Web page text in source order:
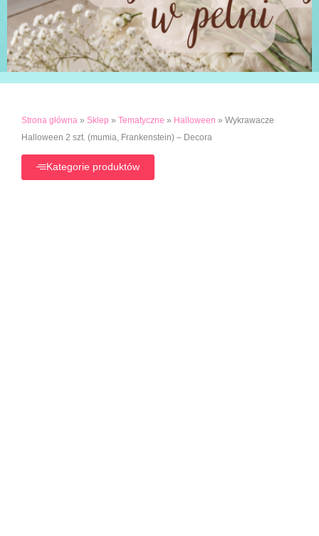
Strona główna » Sklep » Tematyczne » Halloween » Wykrawacze
Halloween 2 szt. (mumia, Frankenstein) – Decora
Kategorie produktów